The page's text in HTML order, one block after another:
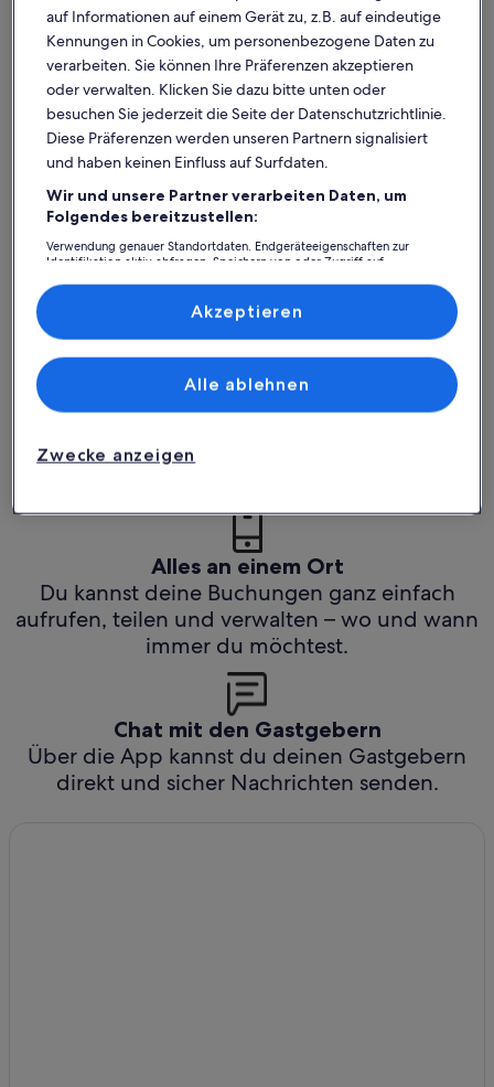
Was spricht für unsere App?
Immer in Verbindung
Du hast all deine Buchungsdetails immer
griffbereit, auch ohne WLAN!
Unser Kundenservice ist rund um die Uhr,
Alles an einem Ort
Du kannst deine Buchungen ganz einfach
aufrufen, teilen und verwalten – wo und wann
immer du möchtest.
Chat mit den Gastgebern
Über die App kannst du deinen Gastgebern
direkt und sicher Nachrichten senden.
auf Informationen auf einem Gerät zu, z.B. auf eindeutige
Kennungen in Cookies, um personenbezogene Daten zu
verarbeiten. Sie können Ihre Präferenzen akzeptieren
oder verwalten. Klicken Sie dazu bitte unten oder
besuchen Sie jederzeit die Seite der Datenschutzrichtlinie.
Diese Präferenzen werden unseren Partnern signalisiert
und haben keinen Einfluss auf Surfdaten.
Wir und unsere Partner verarbeiten Daten, um
Folgendes bereitzustellen:
Verwendung genauer Standortdaten. Endgeräteeigenschaften zur
Identifikation aktiv abfragen. Speichern von oder Zugriff auf
Inhalte, Messung von Werbeleistung und der Performance von Inhalten,
Zielgruppenforschung sowie Entwicklung und Verbesserung von
Liste der Partner (Lieferanten)
Zwecke anzeigen
Alle ablehnen
Akzeptieren